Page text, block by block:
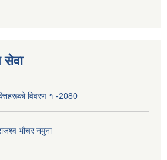
सेवा
विवरण १ -2080
भौचर नमुना